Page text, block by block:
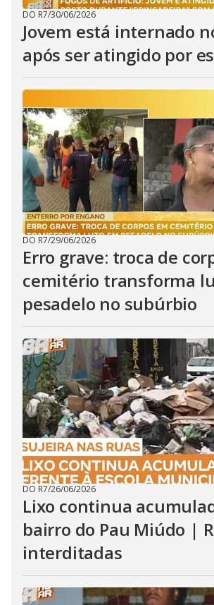
DO R7/30/06/2026
Jovem está internado
após ser atingido por
DO R7/29/06/2026
Erro grave: troca de
cemitério transforma
pesadelo no subúrbio
DO R7/26/06/2026
Lixo continua
bairro do Pau Miúdo |
interditadas